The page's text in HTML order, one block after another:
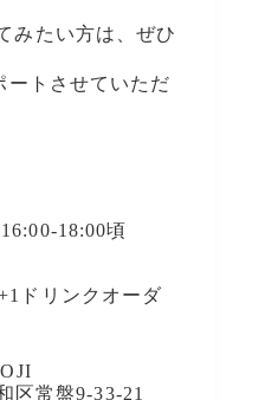
みたい方は、ぜひ
ートさせていただ
18:00頃
ドリンクオーダ
区常盤9-33-21